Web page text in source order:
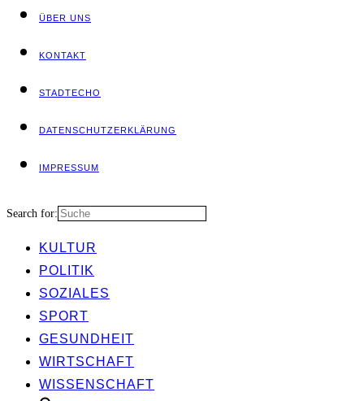
ÜBER UNS
KON­TAKT
STADT­ECHO
DATEN­SCHUTZ­ER­KLÄ­RUNG
IMPRES­SUM
Search for:
KUL­TUR
POLI­TIK
SOZIA­LES
SPORT
GESUND­HEIT
WIRT­SCHAFT
WIS­SEN­SCHAFT